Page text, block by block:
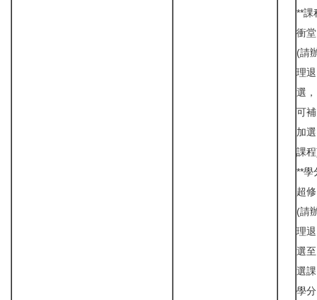
**課
衝堂
(請
理退
選，
可補
加選
課
**學
超修
(請
理退
選至
選課
學分